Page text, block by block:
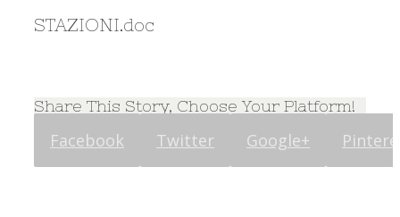
STAZIONI.doc
Share This Story, Choose Your Platform!
Facebook Twitter Google+